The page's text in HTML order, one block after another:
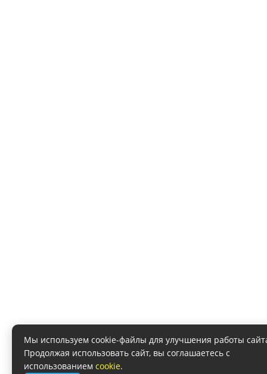
Мы используем cookie-файлы для улучшения работы
Продолжая использовать сайт, вы соглашаетесь с
использованием cookie.